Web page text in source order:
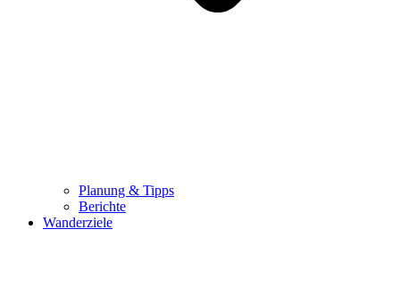
Planung & Tipps
Berichte
Wanderziele